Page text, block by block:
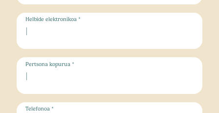
Helbide elektronikoa *
Pertsona kopurua *
Telefonoa *